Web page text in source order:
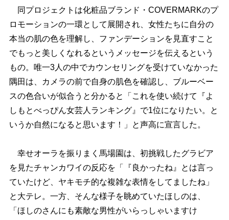
同プロジェクトは化粧品ブランド・COVERMARKのプ
ロモーションの一環として展開され、女性たちに自分の
本当の肌の色を理解し、ファンデーションを見直すこと
でもっと美しくなれるというメッセージを伝えるという
もの。唯一3人の中でカウンセリングを受けていなかった
隅田は、カメラの前で自身の肌色を確認し、ブルーベー
スの色合いが似合うと分かると「これを使い続けて『よ
しもとべっぴん女芸人ランキング』で1位になりたい。と
いうか自然になると思います！」と声高に宣言した。
幸せオーラを振りまく馬場園は、初挑戦したグラビア
を見たチャンカワイの反応を「『良かったね』とは言っ
ていたけど、ヤキモチ的な複雑な表情をしてましたね」
と大テレ。一方、そんな様子を眺めていたほしのは、
「ほしのさんにも素敵な男性がいらっしゃいますけ